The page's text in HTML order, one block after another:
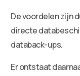
De voordelen zijn
directe
databack-ups.
Er ontstaat